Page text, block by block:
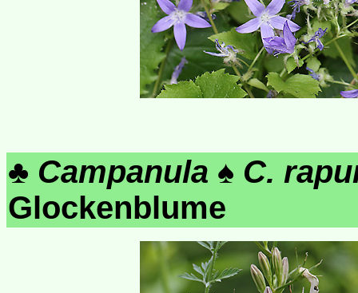
♣ Campanula ♠ C.
Glockenblume